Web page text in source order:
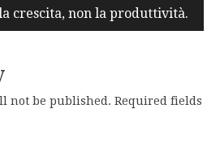
la crescita, non la produttività.
not be published. Required fields